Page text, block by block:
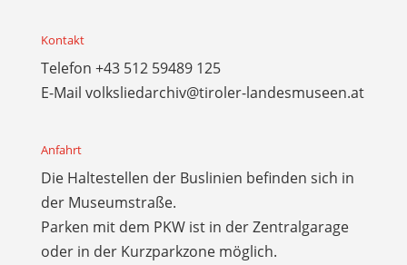
Kontakt
Telefon +43 512 59489 125
E-Mail volksliedarchiv@tiroler-landesmuseen.at
Anfahrt
Die Haltestellen der Buslinien befinden sich in
der Museumstraße.
Parken mit dem PKW ist in der Zentralgarage
oder in der Kurzparkzone möglich.